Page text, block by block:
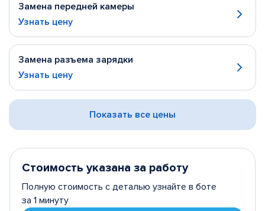
Замена передней камеры
Узнать цену
Замена разъема зарядки
Узнать цену
Показать все цены
Стоимость указана за работу
Полную стоимость с деталью узнайте в боте
за 1 минуту